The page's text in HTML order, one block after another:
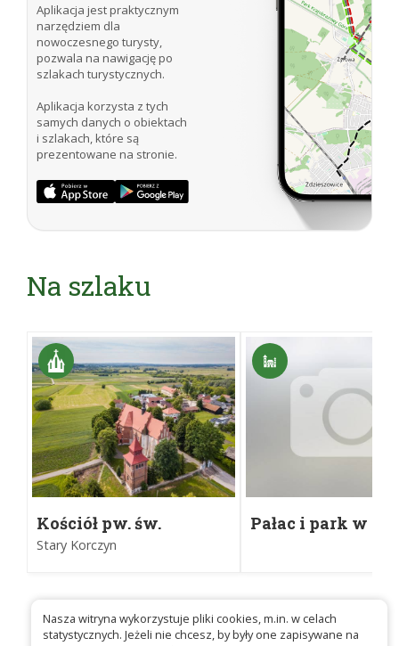
Aplikacja jest praktycznym
narzędziem dla
nowoczesnego turysty,
pozwala na nawigację po
szlakach turystycznych.
Aplikacja korzysta z tych
samych danych o obiektach
i szlakach, które są
prezentowane na stronie.
Na szlaku
Kościół pw. św.
Mikołaja w Starym
Korczynie
Stary Korczyn
Pałac i park w
Czarkowach
Nasza witryna wykorzystuje pliki cookies, m.in. w celach
statystycznych. Jeżeli nie chcesz, by były one zapisywane na